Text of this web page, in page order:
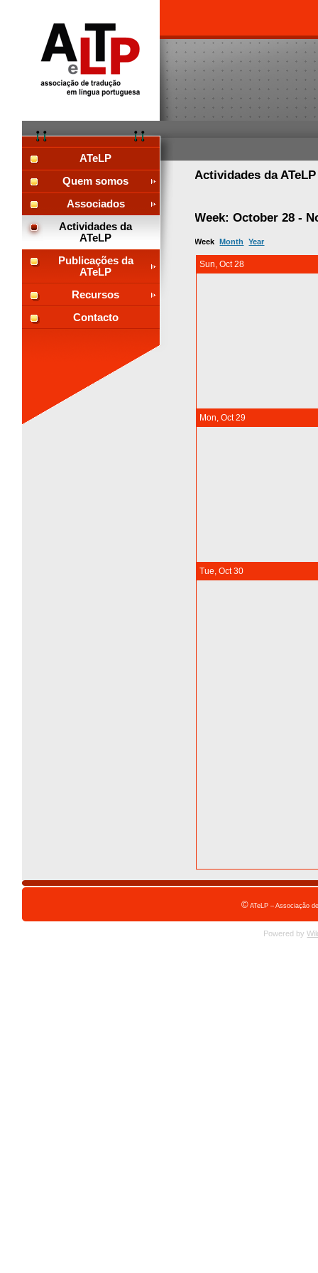
ATeLP
Quem somos
Associados
Actividades da
ATeLP
Publicações da
ATeLP
Recursos
Contacto
Actividades da
Week: October 28 -
Week Month Year
Sun, Oct 28
Mon, Oct 29
Tue, Oct 30
© ATeLP – Associação
Powered by